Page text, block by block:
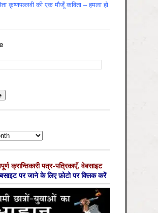
कृष्णपल्लवी की एक मौजूँ कविता – हमला हो
क्रान्तिकारी पत्र-पत्रिकाएँ, वेबसाइट
पर जाने के लिए फ़ोटो पर क्लिक करें